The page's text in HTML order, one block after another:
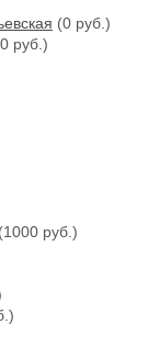
(0 руб.)
руб.)
(1000 руб.)